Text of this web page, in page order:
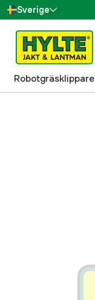
Sverige
Danmark
Suomi
Norge
Robotgräsklippare